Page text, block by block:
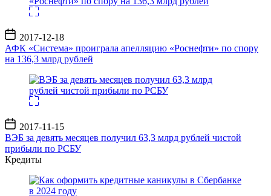
Дата
записи
2017-12-18
АФК «Система» проиграла апелляцию «Роснефти» по спору
на 136,3 млрд рублей
Дата
записи
2017-11-15
ВЭБ за девять месяцев получил 63,3 млрд рублей чистой
прибыли по РСБУ
Кредиты